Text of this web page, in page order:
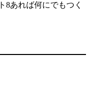
8あれば何にでもつく